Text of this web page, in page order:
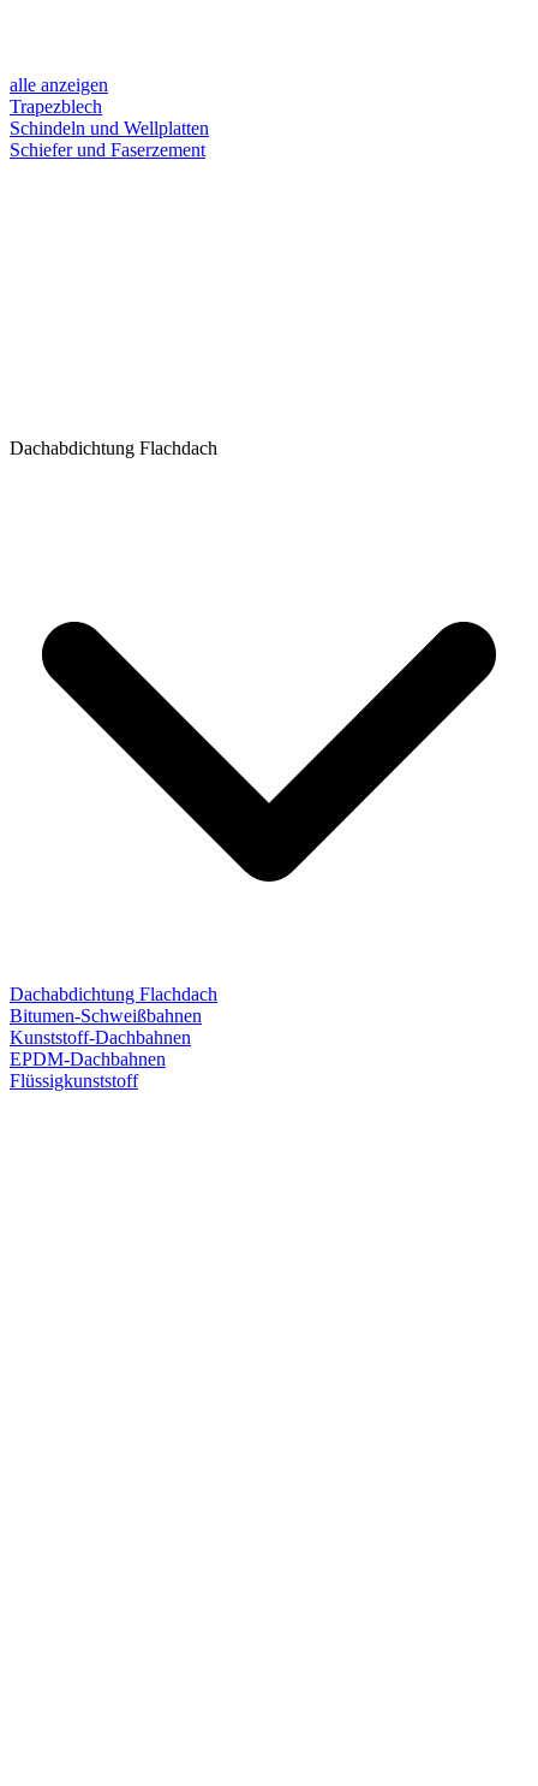
alle anzeigen
Trapezblech
Schindeln und Wellplatten
Schiefer und Faserzement
Dachabdichtung Flachdach
Dachabdichtung Flachdach
Bitumen-Schweißbahnen
Kunststoff-Dachbahnen
EPDM-Dachbahnen
Flüssigkunststoff